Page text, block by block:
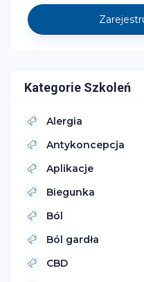
Kategorie Szkoleń
Alergia
Antykoncepcja
Aplikacje
Biegunka
Ból
Ból gardła
CBD